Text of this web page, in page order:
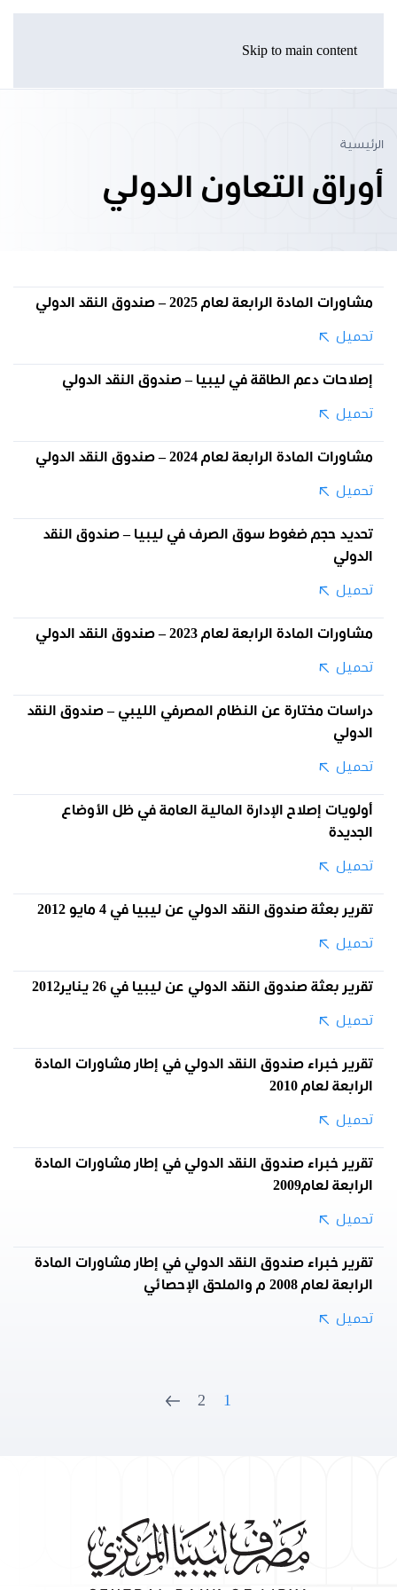
Skip to main content
الرئيسية
أوراق التعاون الدولي
مشاورات المادة الرابعة لعام 2025 – صندوق النقد الدولي
تحميل
إصلاحات دعم الطاقة في ليبيا – صندوق النقد الدولي
تحميل
مشاورات المادة الرابعة لعام 2024 – صندوق النقد الدولي
تحميل
تحديد حجم ضغوط سوق الصرف في ليبيا – صندوق النقد
الدولي
تحميل
مشاورات المادة الرابعة لعام 2023 – صندوق النقد الدولي
تحميل
دراسات مختارة عن النظام المصرفي الليبي – صندوق النقد
الدولي
تحميل
أولويات إصلاح الإدارة المالية العامة في ظل الأوضاع
الجديدة
تحميل
تقرير بعثة صندوق النقد الدولي عن ليبيا في 4 مايو 2012
تحميل
تقرير بعثة صندوق النقد الدولي عن ليبيا في 26 يناير2012
تحميل
تقرير خبراء صندوق النقد الدولي في إطار مشاورات المادة
الرابعة لعام 2010
تحميل
تقرير خبراء صندوق النقد الدولي في إطار مشاورات المادة
الرابعة لعام2009
تحميل
تقرير خبراء صندوق النقد الدولي في إطار مشاورات المادة
الرابعة لعام 2008 م والملحق الإحصائي
تحميل
1
2